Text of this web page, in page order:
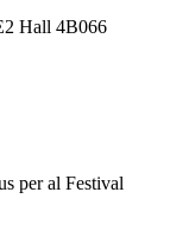
Hall 4B066
per al Festival